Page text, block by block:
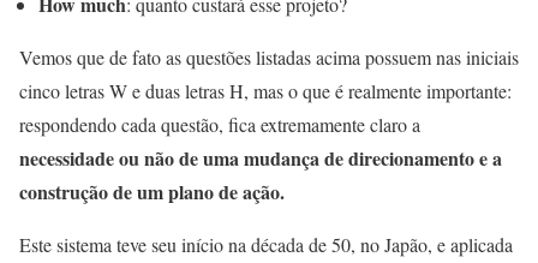
Vemos que de fato as questões listadas acima possuem nas iniciais
cinco letras W e duas letras H, mas o que é realmente importante:
respondendo cada questão, fica extremamente claro a
necessidade ou não de uma mudança de direcionamento e a
construção de um plano de ação.
Este sistema teve seu início na década de 50, no Japão, e aplicada